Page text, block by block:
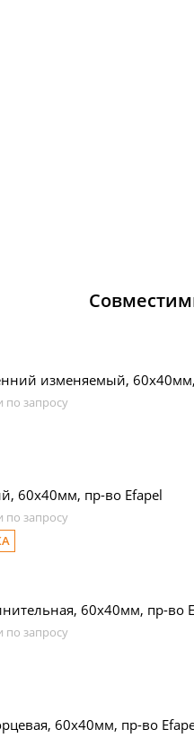
изменяемый,
по запросу
60х40мм, пр-во Efapel
по запросу
60х40мм, пр-во
по запросу
60х40мм, пр-во